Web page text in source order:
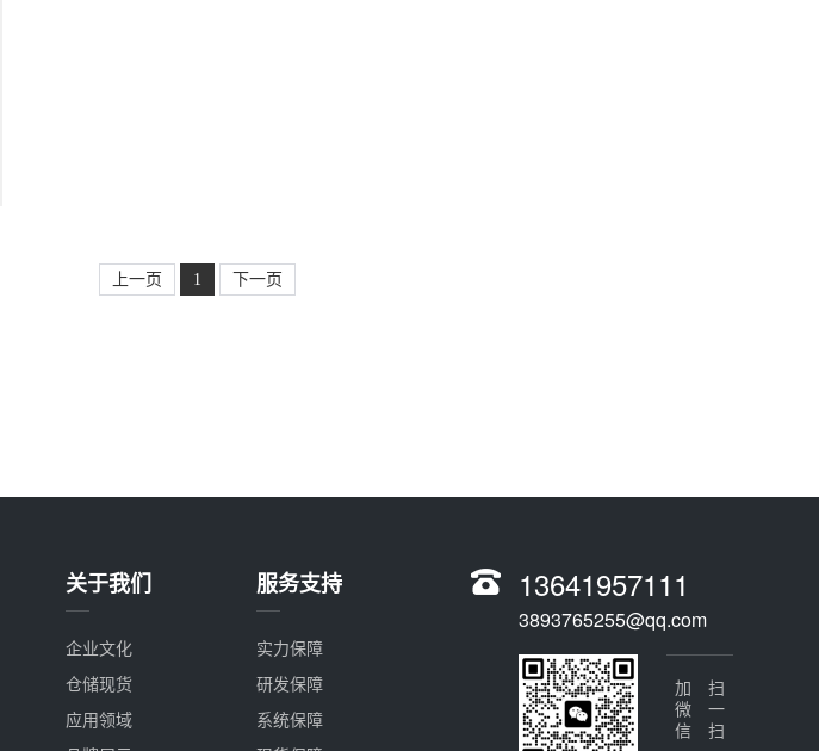
上一页 1 下一页
关于我们
企业文化
仓储现货
应用领域
服务支持
实力保障
研发保障
系统保障
13641957111
3893765255@qq.com
扫一扫
加微信